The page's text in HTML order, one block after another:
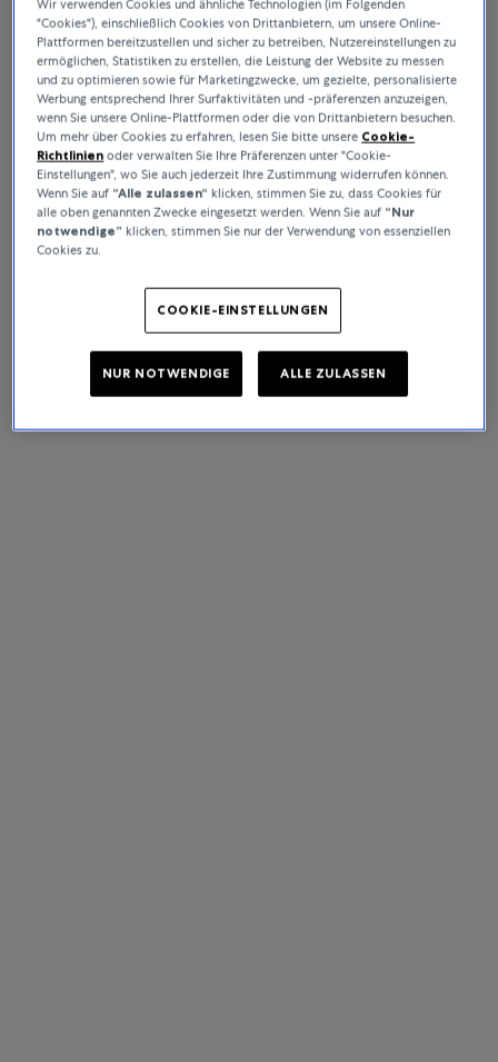
Die Rolex Schatulle
Wir verwenden Cookies und ähnliche Technologien (im Folgenden
"Cookies"), einschließlich Cookies von Drittanbietern, um unsere Online-
Plattformen bereitzustellen und sicher zu betreiben, Nutzereinstellungen zu
ermöglichen, Statistiken zu erstellen, die Leistung der Website zu messen
und zu optimieren sowie für Marketingzwecke, um gezielte, personalisierte
Werbung entsprechend Ihrer Surfaktivitäten und -präferenzen anzuzeigen,
wenn Sie unsere Online-Plattformen oder die von Drittanbietern besuchen.
Um mehr über Cookies zu erfahren, lesen Sie bitte unsere Cookie-
Richtlinien oder verwalten Sie Ihre Präferenzen unter "Cookie-
Einstellungen", wo Sie auch jederzeit Ihre Zustimmung widerrufen können.
Wenn Sie auf “Alle zulassen“ klicken, stimmen Sie zu, dass Cookies für
alle oben genannten Zwecke eingesetzt werden. Wenn Sie auf “Nur
notwendige” klicken, stimmen Sie nur der Verwendung von essenziellen
Cookies zu.
COOKIE-EINSTELLUNGEN
NUR NOTWENDIGE ALLE ZULASSEN